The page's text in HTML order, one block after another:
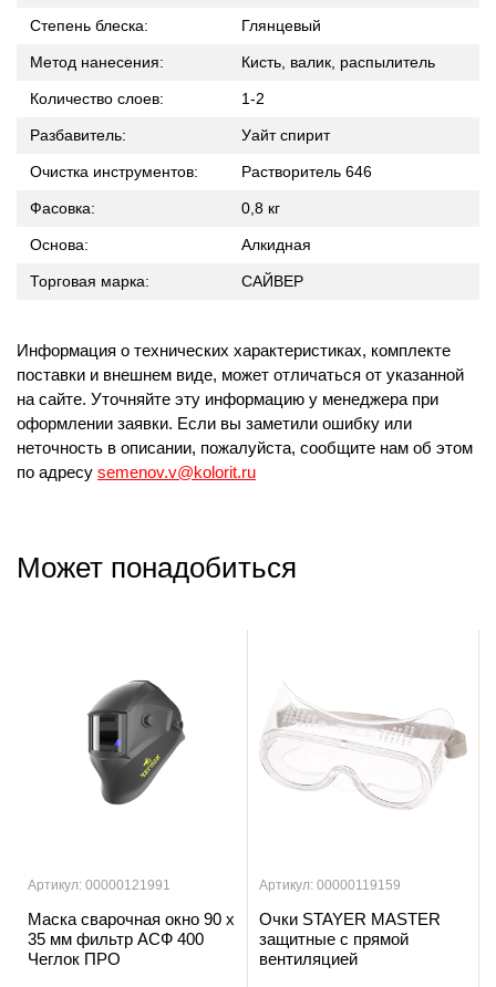
Степень блеска: Глянцевый
Метод нанесения: Кисть, валик, распылитель
Количество слоев: 1-2
Разбавитель: Уайт спирит
Очистка инструментов: Растворитель 646
Фасовка: 0,8 кг
Основа: Алкидная
Торговая марка: САЙВЕР
Информация о технических характеристиках, комплекте
поставки и внешнем виде, может отличаться от указанной
на сайте. Уточняйте эту информацию у менеджера при
оформлении заявки. Если вы заметили ошибку или
неточность в описании, пожалуйста, сообщите нам об этом
по адресу semenov.v@kolorit.ru
Может понадобиться
Артикул: 00000121991
Маска сварочная окно 90 х
35 мм фильтр АСФ 400
Чеглок ПРО
Артикул: 00000119159
Очки STAYER MASTER
защитные с прямой
вентиляцией